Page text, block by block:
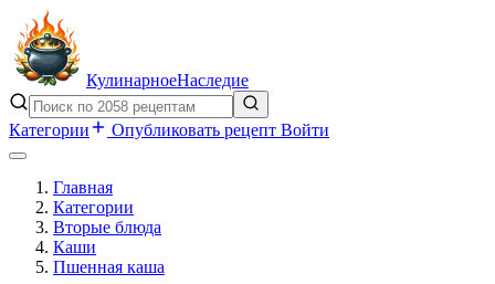
КулинарноеНаследие
Категории Опубликовать рецепт Войти
Главная
Категории
Вторые блюда
Каши
Пшенная каша